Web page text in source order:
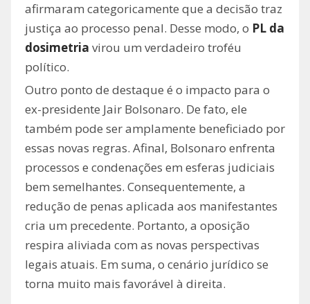
afirmaram categoricamente que a decisão traz
justiça ao processo penal. Desse modo, o PL da
dosimetria virou um verdadeiro troféu
político.
Outro ponto de destaque é o impacto para o
ex-presidente Jair Bolsonaro. De fato, ele
também pode ser amplamente beneficiado por
essas novas regras. Afinal, Bolsonaro enfrenta
processos e condenações em esferas judiciais
bem semelhantes. Consequentemente, a
redução de penas aplicada aos manifestantes
cria um precedente. Portanto, a oposição
respira aliviada com as novas perspectivas
legais atuais. Em suma, o cenário jurídico se
torna muito mais favorável à direita.